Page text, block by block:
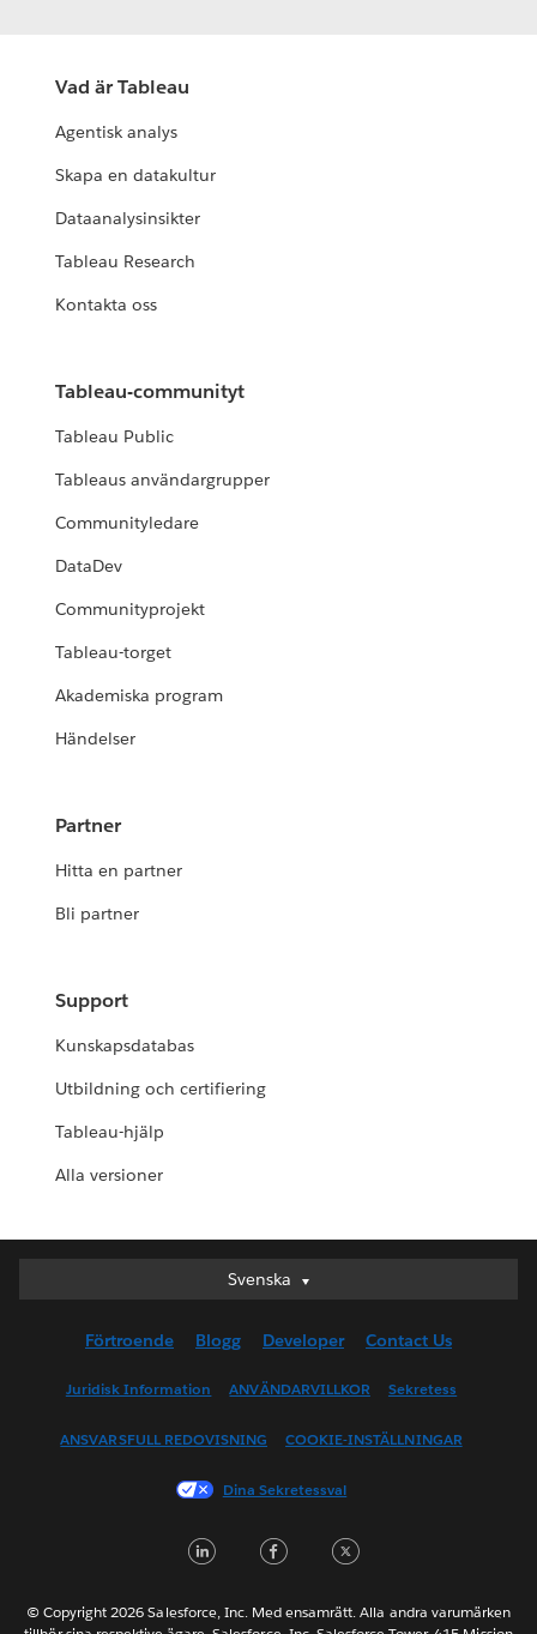
Vad är Tableau
Agentisk analys
Skapa en datakultur
Dataanalysinsikter
Tableau Research
Kontakta oss
Tableau-communityt
Tableau Public
Tableaus användargrupper
Communityledare
DataDev
Communityprojekt
Tableau-torget
Akademiska program
Händelser
Partner
Hitta en partner
Bli partner
Support
Kunskapsdatabas
Utbildning och certifiering
Tableau-hjälp
Alla versioner
Svenska
Svenska
English (UK)
English (US)
Français (Canada)
Français (France)
日本語
Nederlands
Förtroende Blogg Developer Contact Us
Juridisk Information ANVÄNDARVILLKOR Sekretess
ANSVARSFULL REDOVISNING COOKIE-INSTÄLLNINGAR
Dina Sekretessval
LinkedInFacebook
© Copyright 2026 Salesforce, Inc. Med ensamrätt. Alla andra varumärken